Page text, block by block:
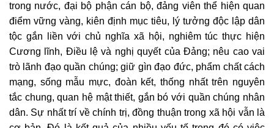
trong nước, đại bộ phận cán bộ, đảng viên thể hiện quan
điểm vững vàng, kiên định mục tiêu, lý tưởng độc lập dân
tộc gắn liền với chủ nghĩa xã hội, nghiêm túc thực hiện
Cương lĩnh, Điều lệ và nghị quyết của Đảng; nêu cao vai
trò lãnh đạo quần chúng; giữ gìn đạo đức, phẩm chất cách
mạng, sống mẫu mực, đoàn kết, thống nhất trên nguyên
tắc chung, quan hệ mật thiết, gắn bó với quần chúng nhân
dân. Sự nhất trí về chính trị, đồng thuận trong xã hội vẫn là